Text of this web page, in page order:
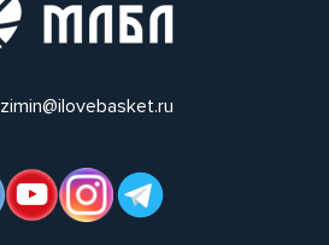
zimin@ilovebasket.ru